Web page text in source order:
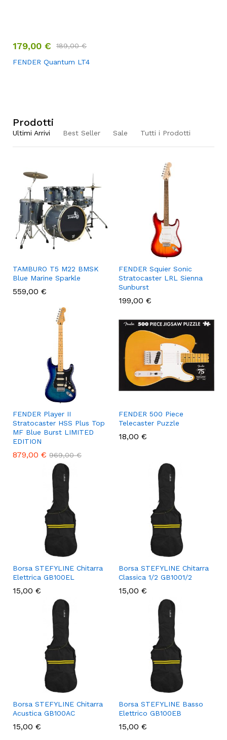
179,00 € 189,00€
FENDER Quantum LT4
Prodotti
Ultimi Arrivi Best Seller Sale Tutti i Prodotti
TAMBURO T5 M22 BMSK
Blue Marine Sparkle
559,00 €
FENDER Squier Sonic
Stratocaster LRL Sienna
Sunburst
199,00 €
FENDER Player II
Stratocaster HSS Plus Top
MF Blue Burst LIMITED
EDITION
879,00 € 969,00€
FENDER 500 Piece
Telecaster Puzzle
18,00 €
Borsa STEFYLINE Chitarra
Elettrica GB100EL
15,00 €
Borsa STEFYLINE Chitarra
Classica 1/2 GB1001/2
15,00 €
Borsa STEFYLINE Chitarra
Acustica GB100AC
15,00 €
Borsa STEFYLINE Basso
Elettrico GB100EB
15,00 €